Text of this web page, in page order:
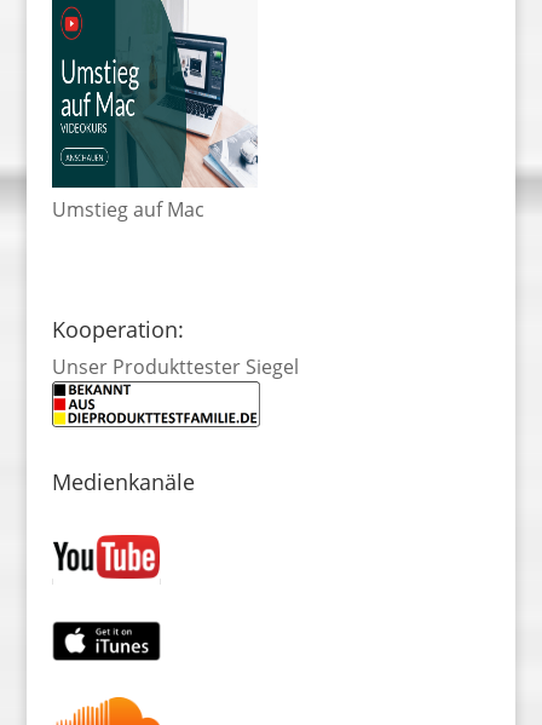
Umstieg auf Mac
Kooperation:
Unser Produkttester Siegel
Medienkanäle